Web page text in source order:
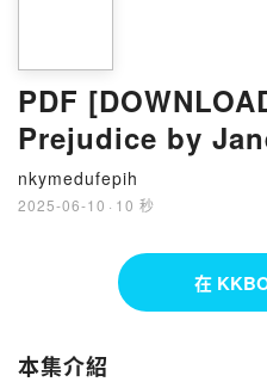
PDF
Prejudice by
Iphone
nkymedufepih
2025-06-10 · 10 秒
在
本集介紹